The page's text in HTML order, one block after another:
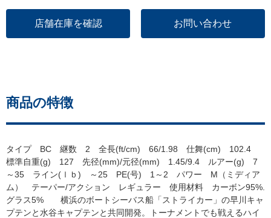
店舗在庫を確認 お問い合わせ
商品の特徴
タイプ BC 継数 2 全長(ft/cm) 66/1.98 仕舞(cm) 102.4
標準自重(g) 127 先径(mm)/元径(mm) 1.45/9.4 ルアー(g) 7
～35 ライン(ｌｂ) ～25 PE(号) 1～2 パワー M（ミディア
ム） テーパー/アクション レギュラー 使用材料 カーボン95%.
グラス5% 横浜のボートシーバス船「ストライカー」の早川キャ
プテンと水谷キャプテンと共同開発。トーナメントでも戦えるハイ